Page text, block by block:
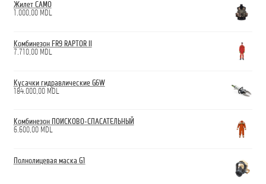
Жилет CAMO
1.000,00 MDL
Комбинезон FR9 RAPTOR II
7.710,00 MDL
Кусачки гидравлические G6W
184.000,00 MDL
Комбинезон ПОИСКОВО-СПАСАТЕЛЬНЫЙ
6.600,00 MDL
Полнолицевая маска G1